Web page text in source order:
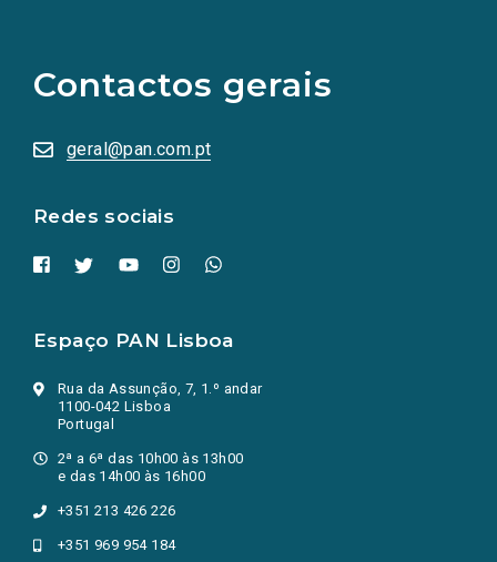
Contactos gerais
geral@pan.com.pt
Redes sociais
redes
sociais
numa
nova
Espaço PAN Lisboa
Rua da Assunção, 7, 1.º andar
1100-042 Lisboa
Portugal
2ª a 6ª das 10h00 às 13h00
e das 14h00 às 16h00
+351 213 426 226
+351 969 954 184